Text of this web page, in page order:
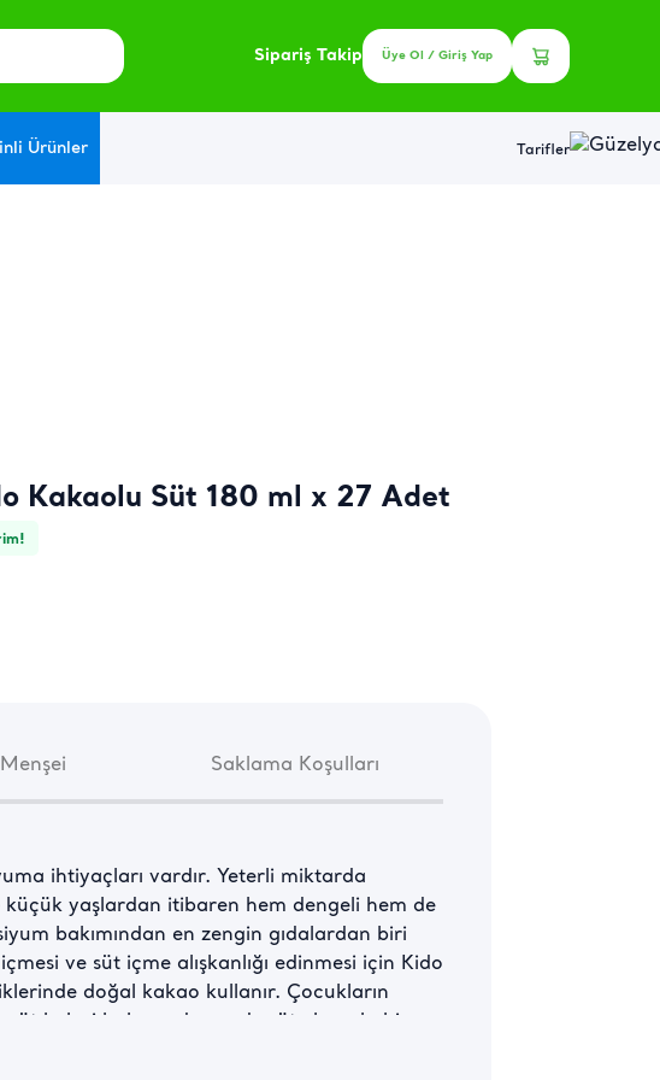
Sipariş Takip Üye Ol / Giriş Yap
Ürünler Tarifler
Kakaolu Süt 180 ml x 27 Adet
Saklama Koşulları
ihtiyaçları vardır. Yeterli miktarda
küçük yaşlardan itibaren hem dengeli hem de
bakımından en zengin gıdalardan biri
ve süt içme alışkanlığı edinmesi için Kido
doğal kakao kullanır. Çocukların